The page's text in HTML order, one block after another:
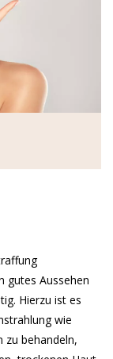
gutes Aussehen
Hierzu ist es
wie
zu behandeln,